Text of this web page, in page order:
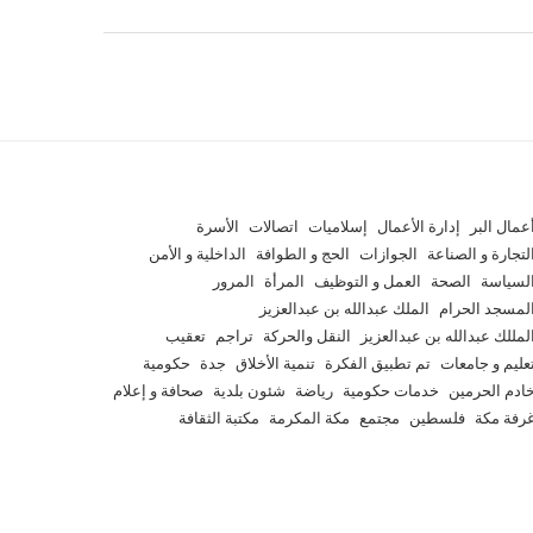
أعمال البر إدارة الأعمال إسلاميات اتصالات الأسرة
التجارة و الصناعة الجوازات الحج و الطوافة الداخلية و الأمن
السياسة الصحة العمل و التوظيف المرأة المرور
المسجد الحرام الملك عبدالله بن عبدالعزيز
المللك عبدالله بن عبدالعزيز
النقل والحركة تراجم تعقيب
و جامعات تم تطبيق الفكرة تنمية الأخلاق جدة حكومية
خادم الحرمين خدمات حكومية رياضة شئون بلدية صحافة و إعلام
مكة فلسطين مجتمع مكة المكرمة مكتبة الثقافة